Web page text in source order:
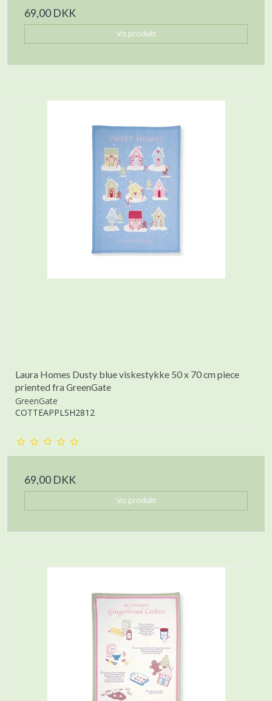
69,00 DKK
Vis produkt
Laura Homes Dusty blue viskestykke 50 x 70 cm piece
priented fra GreenGate
GreenGate
COTTEAPPLSH2812
69,00 DKK
Vis produkt